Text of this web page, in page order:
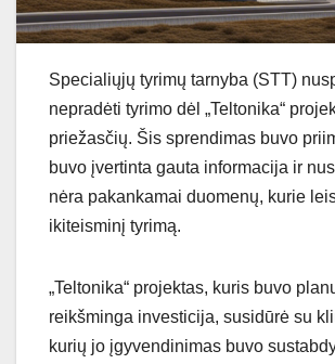
Specialiųjų tyrimų tarnyba (STT)
nepradėti tyrimo dėl „Teltonika“
priežasčių. Šis sprendimas buvo
buvo įvertinta gauta informacija ir
nėra pakankamai duomenų, kurie
ikiteisminį tyrimą.
„Teltonika“ projektas, kuris buvo
reikšminga investicija, susidūrė su
kurių jo įgyvendinimas buvo